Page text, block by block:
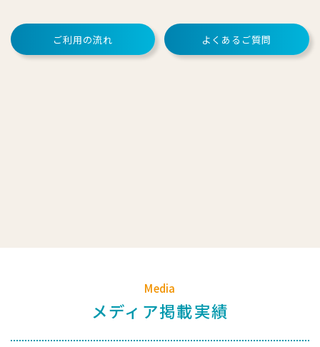
ご利用の流れ よくあるご質問
Media
メディア掲載実績